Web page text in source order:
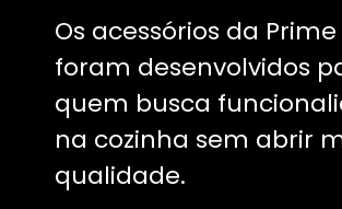
Os acessórios da Prime
foram desenvolvidos
quem busca
na cozinha sem abrir
qualidade.